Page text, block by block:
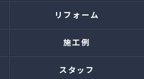
リフォーム
施工例
スタッフ